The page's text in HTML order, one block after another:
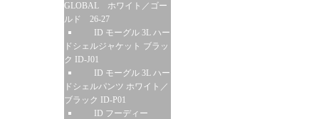
GLOBAL ホワイト／ゴー
ルド 26-27
ID モーグル 3L ハー
ドシェルジャケット ブラッ
ク ID-J01
ID モーグル 3L ハー
ドシェルパンツ ホワイト／
ブラック ID-P01
ID フーディー